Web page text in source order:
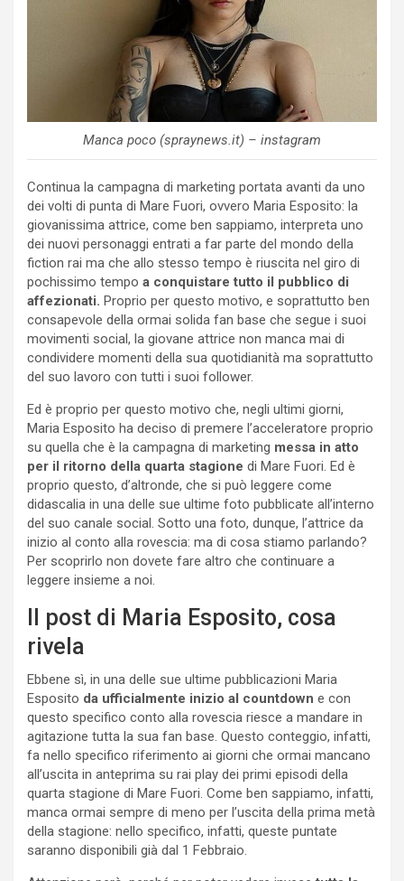
Manca poco (spraynews.it) – instagram
Continua la campagna di marketing portata avanti da uno
dei volti di punta di Mare Fuori, ovvero Maria Esposito: la
giovanissima attrice, come ben sappiamo, interpreta uno
dei nuovi personaggi entrati a far parte del mondo della
fiction rai ma che allo stesso tempo è riuscita nel giro di
pochissimo tempo a conquistare tutto il pubblico di
affezionati. Proprio per questo motivo, e soprattutto ben
consapevole della ormai solida fan base che segue i suoi
movimenti social, la giovane attrice non manca mai di
condividere momenti della sua quotidianità ma soprattutto
del suo lavoro con tutti i suoi follower.
Ed è proprio per questo motivo che, negli ultimi giorni,
Maria Esposito ha deciso di premere l’acceleratore proprio
su quella che è la campagna di marketing messa in atto
per il ritorno della quarta stagione di Mare Fuori. Ed è
proprio questo, d’altronde, che si può leggere come
didascalia in una delle sue ultime foto pubblicate all’interno
del suo canale social. Sotto una foto, dunque, l’attrice da
inizio al conto alla rovescia: ma di cosa stiamo parlando?
Per scoprirlo non dovete fare altro che continuare a
leggere insieme a noi.
Il post di Maria Esposito, cosa
rivela
Ebbene sì, in una delle sue ultime pubblicazioni Maria
Esposito da ufficialmente inizio al countdown e con
questo specifico conto alla rovescia riesce a mandare in
agitazione tutta la sua fan base. Questo conteggio, infatti,
fa nello specifico riferimento ai giorni che ormai mancano
all’uscita in anteprima su rai play dei primi episodi della
quarta stagione di Mare Fuori. Come ben sappiamo, infatti,
manca ormai sempre di meno per l’uscita della prima metà
della stagione: nello specifico, infatti, queste puntate
saranno disponibili già dal 1 Febbraio.